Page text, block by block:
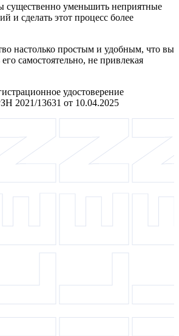
существенно уменьшить неприятные
и сделать этот процесс более
настолько простым и удобным, что вы
самостоятельно, не привлекая
удостоверение
2021/13631 от 10.04.2025